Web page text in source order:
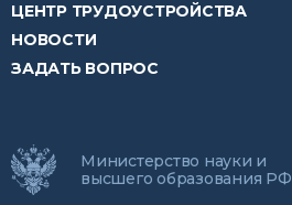
ЦЕНТР ТРУДОУСТРОЙСТВА
НОВОСТИ
ЗАДАТЬ ВОПРОС
Министерство науки и
высшего образования РФ